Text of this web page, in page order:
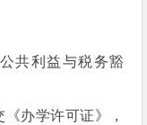
共利益与税务豁
《办学许可证》，